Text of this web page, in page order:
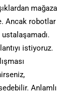
mağaza
Ancak robotlar
istiyoruz.
Anlamlı